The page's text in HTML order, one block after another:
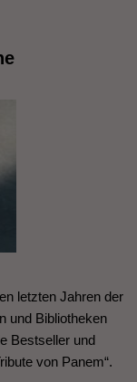
letzten Jahren der
und Bibliotheken
Bestseller und
von Panem“.